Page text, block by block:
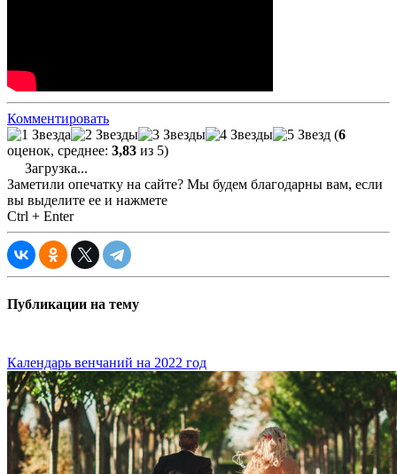
Комментировать
(6
оценок, среднее: 3,83 из 5)
Загрузка...
Заметили опечатку на сайте? Мы будем благодарны вам, если
вы выделите ее и нажмете
Ctrl + Enter
Публикации на тему
Календарь венчаний на 2022 год